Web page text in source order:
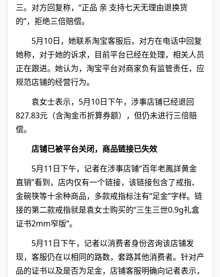
三。对方回复称，“正品 亲 支持七天无理由退换货
的”，拒绝三倍赔偿。
5月10日，她联系淘宝客服后，对方在电话中回复
她称，对于她的诉求，目前平台已经在处理，相关人员
正在跟进。她认为，淘宝平台对商家负有监管责任，应
规范店铺的经营行为。
袁女士表示，5月10日下午，涉事店铺已经退回
827.83元（含淘金币折算券额），但仍未进行三倍赔
偿。
店铺已被平台关闭，商品链接已失效
5月11日下午，记者在涉事店铺“百年老鳳詳黄金
直销”看到，店内仅有一个链接，该链接包含了戒指、
金碗筷等十余种商品，多款戒指标注有“足金”字样。链
接的第二款戒指就是袁女士购买的“三生三世0.9g礼盒
证书2mm窄版”。
5月11日下午，记者以消费者身份咨询该店铺发
现，客服仍在以相同的路数，套路其他消费者。针对产
品的证书以及是否为足金，店铺客服明确向记者表示，